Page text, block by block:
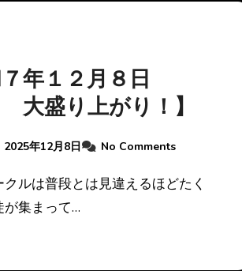
７年１２月８日
大盛り上がり！】
2025年12月8日 No Comments
が集まって…